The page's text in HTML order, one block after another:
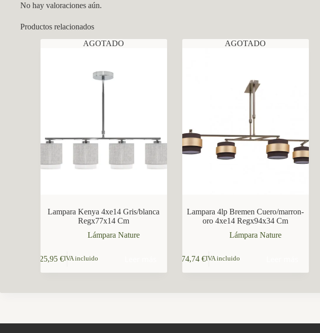
No hay valoraciones aún.
Productos relacionados
AGOTADO
Lampara Kenya 4xe14 Gris/blanca
Regx77x14 Cm
Lámpara Nature
125,95€IVA incluido
AGOTADO
Lampara 4lp Bremen Cuero/marron-
oro 4xe14 Regx94x34 Cm
Lámpara Nature
174,74€IVA incluido
CCM Decoración
Asistente virtual · En línea